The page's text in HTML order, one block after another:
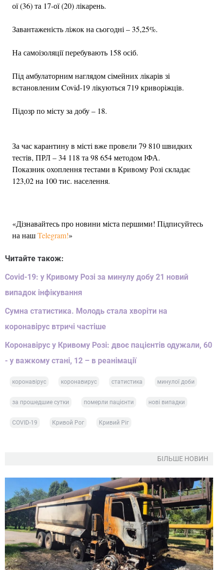
ої (36) та 17-ої (20) лікарень.
Завантаженість ліжок на сьогодні – 35,25%.
На самоізоляції перебувають 158 осіб.
Під амбулаторним наглядом сімейних лікарів зі
встановленим Covid-19 лікуються 719 криворіжців.
Підозр по місту за добу – 18.
За час карантину в місті вже провели 79 810 швидких
тестів, ПРЛ – 34 118 та 98 654 методом ІФА.
Показник охоплення тестами в Кривому Розі складає
123,02 на 100 тис. населення.
«Дізнавайтесь про новини міста першими! Підписуйтесь
на нашTelegram!»
Читайте також:
Covid-19: у Кривому Розі за минулу добу 21 новий
випадок інфікування
Сумна статистика. Молодь стала хворіти на
коронавірус втричі частіше
Коронавірус у Кривому Розі: двоє пацієнтів одужали, 60
- у важкому стані, 12 – в реанімації
коронавірус коронавирус статистика минулої доби
за прошедшие сутки померли пацієнти нові випадки
COVID-19 Кривой Рог Кривий Ріг
БІЛЬШЕ НОВИН